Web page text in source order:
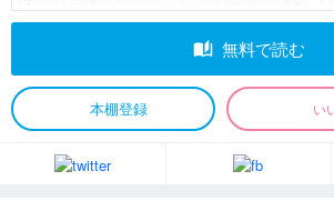
auto_stories 無料で読む
本棚登録 い